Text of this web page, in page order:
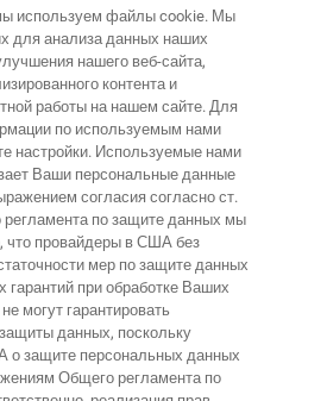
Wolffstraße 1
Kempenich
Выходные Защита
Правила по
файлам
"cookie"
Заявление о
безбарьерности
используем файлы cookie. Мы
для анализа данных наших
нашего веб-сайта,
контента и
работы на нашем сайте. Для
по используемым нами
настройки. Используемые нами
Ваши персональные данные
согласия согласно ст.
регламента по защите данных мы
что провайдеры в США без
мер по защите данных
гарантий при обработке Ваших
могут гарантировать
данных, поскольку
о защите персональных данных
Общего регламента по